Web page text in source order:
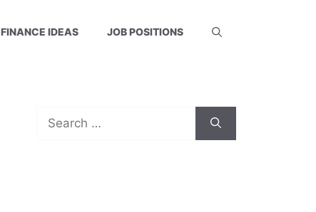
FINANCE IDEAS JOB POSITIONS
Search
for: